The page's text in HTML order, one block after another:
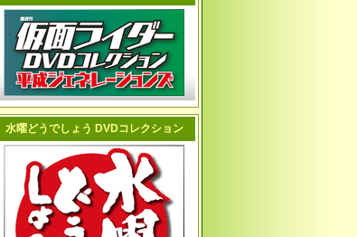
水曜どうでしょう DVDコレクション